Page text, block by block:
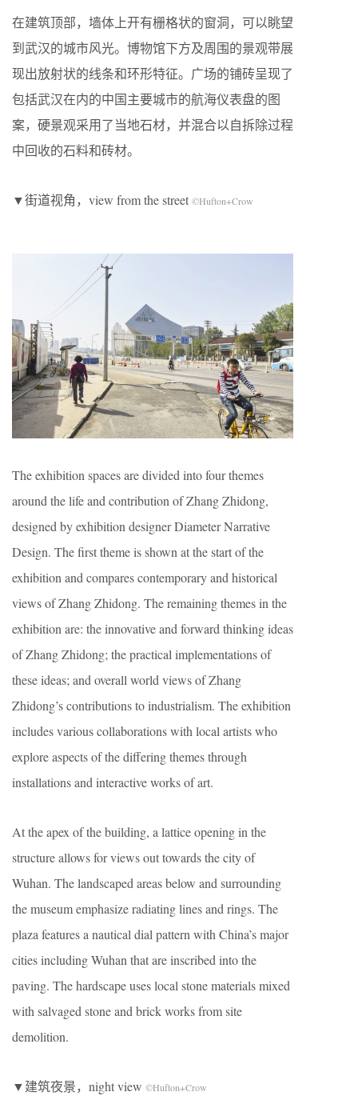
在建筑顶部，墙体上开有栅格状的窗洞，可以眺望
到武汉的城市风光。博物馆下方及周围的景观带展
现出放射状的线条和环形特征。广场的铺砖呈现了
包括武汉在内的中国主要城市的航海仪表盘的图
案，硬景观采用了当地石材，并混合以自拆除过程
中回收的石料和砖材。
▼街道视角，view from the street ©Hufton+Crow
The exhibition spaces are divided into four themes
around the life and contribution of Zhang Zhidong,
designed by exhibition designer Diameter Narrative
Design. The first theme is shown at the start of the
exhibition and compares contemporary and historical
views of Zhang Zhidong. The remaining themes in the
exhibition are: the innovative and forward thinking ideas
of Zhang Zhidong; the practical implementations of
these ideas; and overall world views of Zhang
Zhidong’s contributions to industrialism. The exhibition
includes various collaborations with local artists who
explore aspects of the differing themes through
installations and interactive works of art.
At the apex of the building, a lattice opening in the
structure allows for views out towards the city of
Wuhan. The landscaped areas below and surrounding
the museum emphasize radiating lines and rings. The
plaza features a nautical dial pattern with China’s major
cities including Wuhan that are inscribed into the
paving. The hardscape uses local stone materials mixed
with salvaged stone and brick works from site
demolition.
▼建筑夜景，night view ©Hufton+Crow